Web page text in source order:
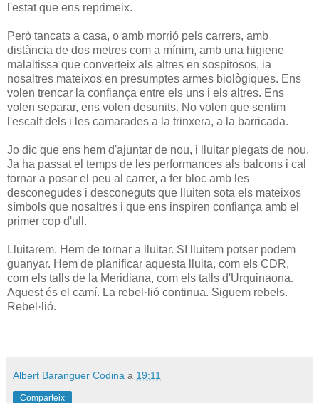
l'estat que ens reprimeix.
Però tancats a casa, o amb morrió pels carrers, amb
distància de dos metres com a mínim, amb una higiene
malaltissa que converteix als altres en sospitosos, ia
nosaltres mateixos en presumptes armes biològiques. Ens
volen trencar la confiança entre els uns i els altres. Ens
volen separar, ens volen desunits. No volen que sentim
l'escalf dels i les camarades a la trinxera, a la barricada.
Jo dic que ens hem d'ajuntar de nou, i lluitar plegats de nou.
Ja ha passat el temps de les performances als balcons i cal
tornar a posar el peu al carrer, a fer bloc amb les
desconegudes i desconeguts que lluiten sota els mateixos
símbols que nosaltres i que ens inspiren confiança amb el
primer cop d'ull.
Lluitarem. Hem de tornar a lluitar. SI lluitem potser podem
guanyar. Hem de planificar aquesta lluita, com els CDR,
com els talls de la Meridiana, com els talls d'Urquinaona.
Aquest és el camí. La rebel·lió continua. Siguem rebels.
Rebel·lió.
Albert Baranguer Codina a 19:11
Comparteix